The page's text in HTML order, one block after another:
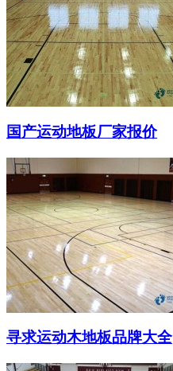
国产运动地板厂家报价
寻求运动木地板品牌大全